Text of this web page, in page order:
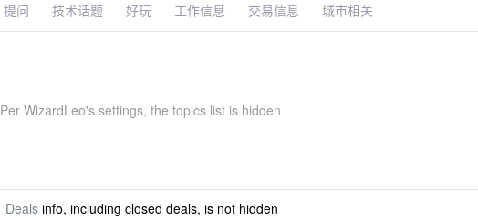
提问 技术话题 好玩 工作信息 交易信息 城市相关
Per WizardLeo's settings, the topics list is hidden
Dealsinfo, including closed deals, is not hidden